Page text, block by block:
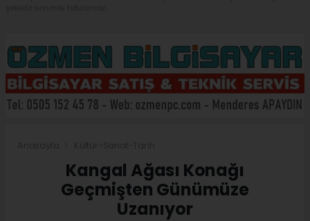
Kangal Ağası Konağı
Geçmişten Günümüze
Uzanıyor